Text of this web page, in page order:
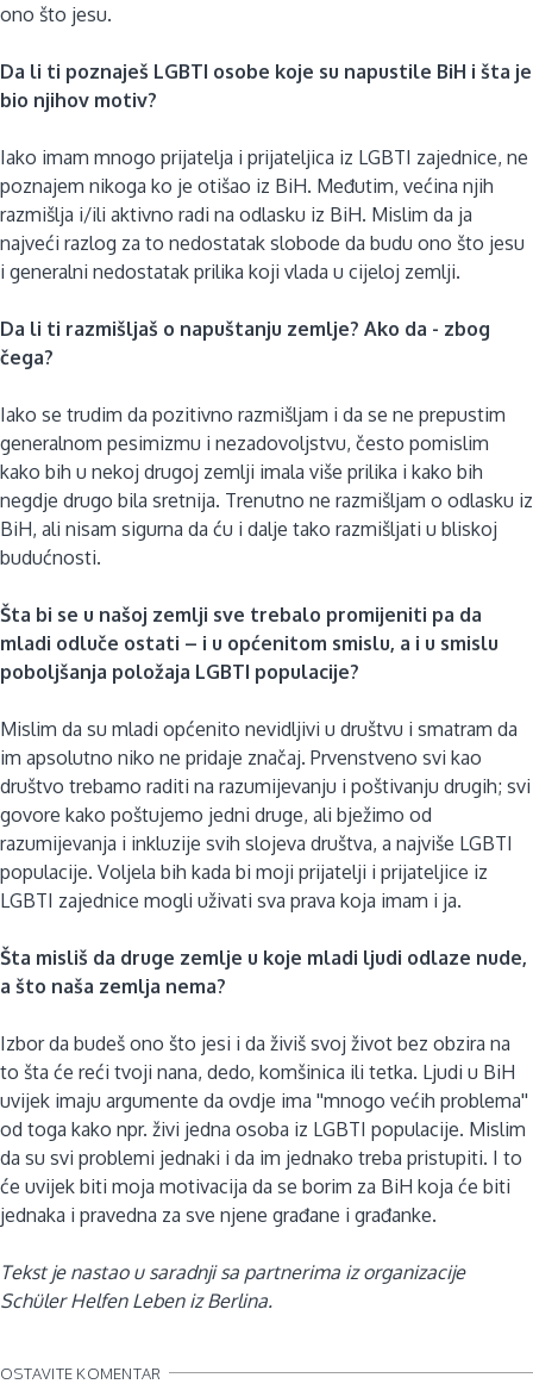
ono što jesu.
Da li ti poznaješ LGBTI osobe koje su napustile BiH i šta je
bio njihov motiv?
Iako imam mnogo prijatelja i prijateljica iz LGBTI zajednice, ne
poznajem nikoga ko je otišao iz BiH. Međutim, većina njih
razmišlja i/ili aktivno radi na odlasku iz BiH. Mislim da ja
najveći razlog za to nedostatak slobode da budu ono što jesu
i generalni nedostatak prilika koji vlada u cijeloj zemlji.
Da li ti razmišljaš o napuštanju zemlje? Ako da - zbog
čega?
Iako se trudim da pozitivno razmišljam i da se ne prepustim
generalnom pesimizmu i nezadovoljstvu, često pomislim
kako bih u nekoj drugoj zemlji imala više prilika i kako bih
negdje drugo bila sretnija. Trenutno ne razmišljam o odlasku iz
BiH, ali nisam sigurna da ću i dalje tako razmišljati u bliskoj
budućnosti.
Šta bi se u našoj zemlji sve trebalo promijeniti pa da
mladi odluče ostati – i u općenitom smislu, a i u smislu
poboljšanja položaja LGBTI populacije?
Mislim da su mladi općenito nevidljivi u društvu i smatram da
im apsolutno niko ne pridaje značaj. Prvenstveno svi kao
društvo trebamo raditi na razumijevanju i poštivanju drugih; svi
govore kako poštujemo jedni druge, ali bježimo od
razumijevanja i inkluzije svih slojeva društva, a najviše LGBTI
populacije. Voljela bih kada bi moji prijatelji i prijateljice iz
LGBTI zajednice mogli uživati sva prava koja imam i ja.
Šta misliš da druge zemlje u koje mladi ljudi odlaze nude,
a što naša zemlja nema?
Izbor da budeš ono što jesi i da živiš svoj život bez obzira na
to šta će reći tvoji nana, dedo, komšinica ili tetka. Ljudi u BiH
uvijek imaju argumente da ovdje ima ''mnogo većih problema''
od toga kako npr. živi jedna osoba iz LGBTI populacije. Mislim
da su svi problemi jednaki i da im jednako treba pristupiti. I to
će uvijek biti moja motivacija da se borim za BiH koja će biti
jednaka i pravedna za sve njene građane i građanke.
Tekst je nastao u saradnji sa partnerima iz organizacije
Schüler Helfen Leben iz Berlina.
OSTAVITE KOMENTAR